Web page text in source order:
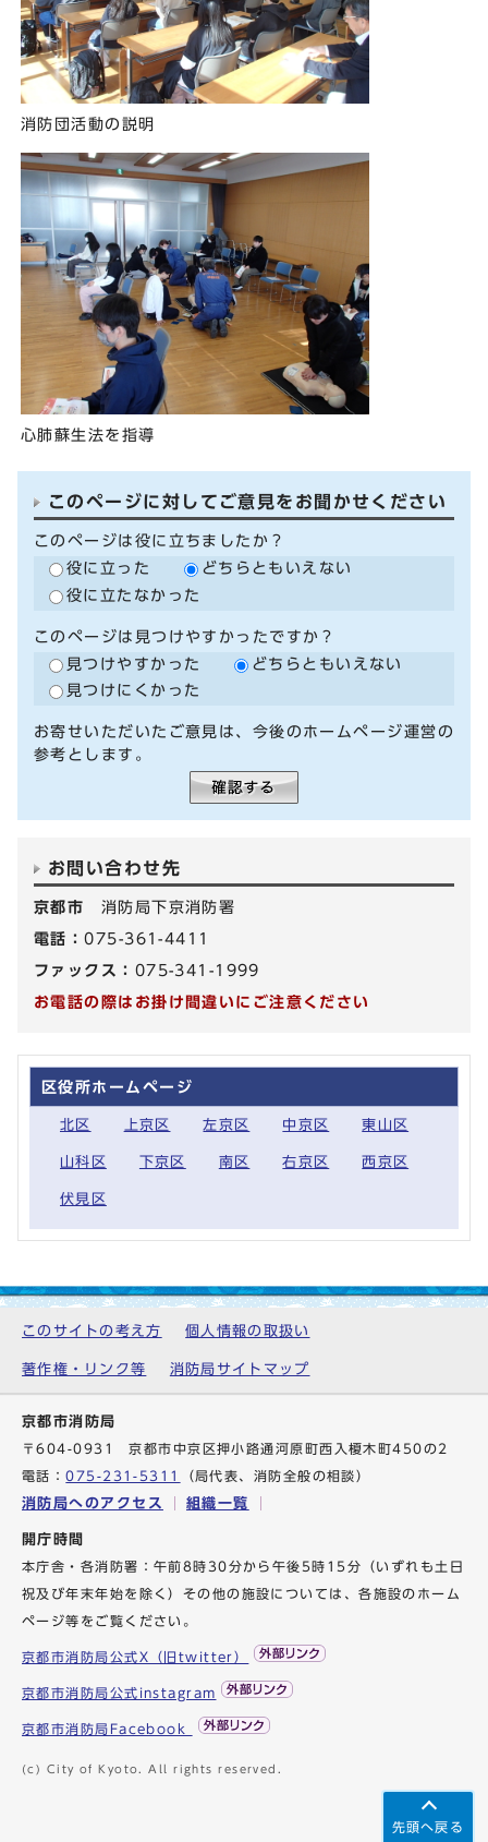
消防団活動の説明
心肺蘇生法を指導
このページに対してご意見をお聞かせください
このページは役に立ちましたか？
役に立った
どちらともいえない
役に立たなかった
このページは見つけやすかったですか？
見つけやすかった
どちらともいえない
見つけにくかった
お寄せいただいたご意見は、今後のホームページ運営の
参考とします。
お問い合わせ先
京都市 消防局下京消防署
電話：075-361-4411
ファックス： 075-341-1999
お電話の際はお掛け間違いにご注意ください
区役所ホームページ
北区 上京区 左京区 中京区 東山区
山科区 下京区 南区 右京区 西京区
伏見区
先頭へ戻る
このサイトの考え方 個人情報の取扱い
著作権・リンク等 消防局サイトマップ
京都市消防局
〒604-0931 京都市中京区押小路通河原町西入榎木町450の2
電話：075-231-5311 （局代表、消防全般の相談）
消防局へのアクセス 組織一覧
開庁時間
本庁舎・各消防署：午前8時30分から午後5時15分（いずれも土日
祝及び年末年始を除く）その他の施設については、各施設のホーム
ページ等をご覧ください。
京都市消防局公式X（旧twitter）
京都市消防局公式instagram
京都市消防局Facebook
(c) City of Kyoto. All rights reserved.